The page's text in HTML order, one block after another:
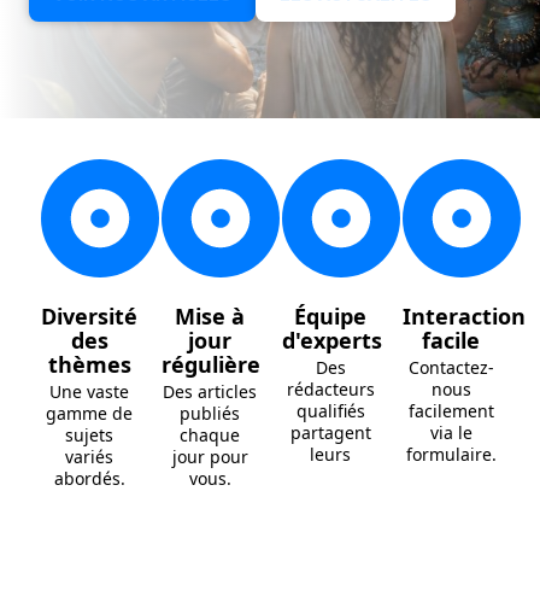
Diversité
des
thèmes
Une vaste
gamme de
sujets
variés
abordés.
Mise à
jour
régulière
Des articles
publiés
chaque
jour pour
vous.
Équipe
d'experts
Des
rédacteurs
qualifiés
partagent
leurs
Interaction
facile
Contactez-
nous
facilement
via le
formulaire.